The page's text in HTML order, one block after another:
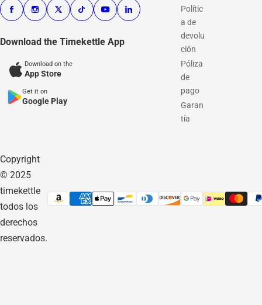
Download the Timekettle App
Download on the
App Store
Get it on
Google Play
Polític
a de
devolu
ción
Póliza
de
pago
Garan
tía
Copyright
© 2025
timekettle
todos los
derechos
reservados.